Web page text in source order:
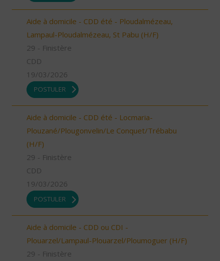
Aide à domicile - CDD été - Ploudalmézeau,
Lampaul-Ploudalmézeau, St Pabu (H/F)
29 - Finistère
CDD
19/03/2026
POSTULER
Aide à domicile - CDD été - Locmaria-
Plouzané/Plougonvelin/Le Conquet/Trébabu
(H/F)
29 - Finistère
CDD
19/03/2026
POSTULER
Aide à domicile - CDD ou CDI -
Plouarzel/Lampaul-Plouarzel/Ploumoguer (H/F)
29 - Finistère